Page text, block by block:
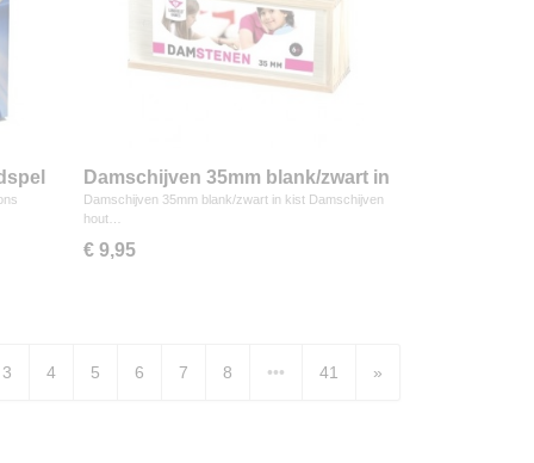
Damschijven 35mm blank/zwart in
kist
Damschijven 35mm blank/zwart in kist Damschijven
hout…
€ 9,95
3 4 5 6 7 8 ••• 41 »